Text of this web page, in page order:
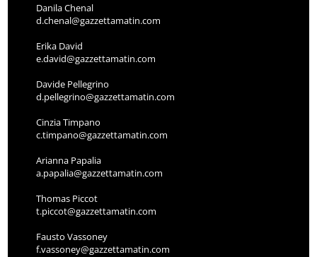
Danila Chenal
d.chenal@gazzettamatin.com
Erika David
e.david@gazzettamatin.com
Davide Pellegrino
d.pellegrino@gazzettamatin.com
Cinzia Timpano
c.timpano@gazzettamatin.com
Arianna Papalia
a.papalia@gazzettamatin.com
Thomas Piccot
t.piccot@gazzettamatin.com
Fausto Vassoney
f.vassoney@gazzettamatin.com